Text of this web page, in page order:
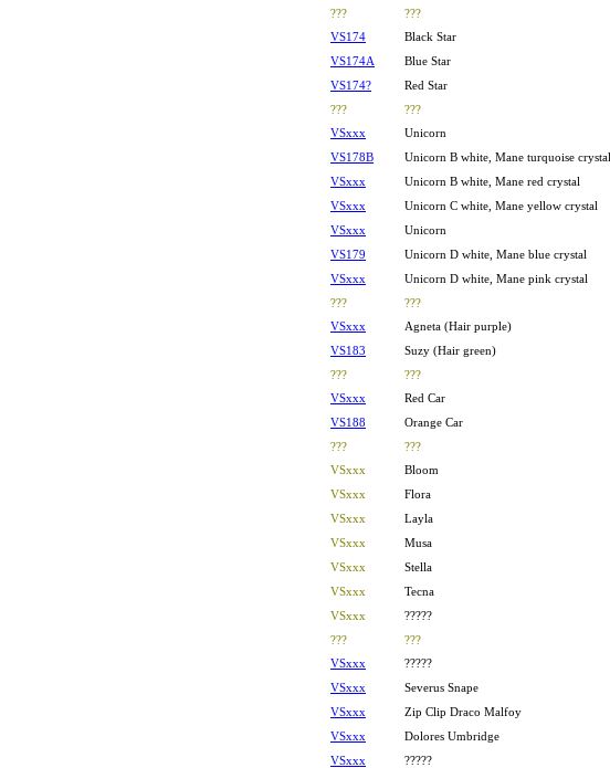
???
???
VS174
Black Star
VS174A
Blue Star
VS174?
Red Star
???
???
VSxxx Unicorn
VS178B Unicorn B white, Mane turquoise crystal
VSxxx Unicorn B white, Mane red crystal
VSxxx Unicorn C white, Mane yellow crystal
VSxxx Unicorn
VS179 Unicorn D white, Mane blue crystal
VSxxx Unicorn D white, Mane pink crystal
???
???
VSxxx
Agneta (Hair purple)
VS183
Suzy (Hair green)
???
???
VSxxx
Red Car
VS188
Orange Car
???
???
VSxxx
Bloom
VSxxx
Flora
VSxxx
Layla
VSxxx
Musa
VSxxx
Stella
VSxxx
Tecna
VSxxx
?????
???
???
VSxxx
?????
VSxxx
Severus Snape
VSxxx
Zip Clip Draco Malfoy
VSxxx
Dolores Umbridge
VSxxx
?????